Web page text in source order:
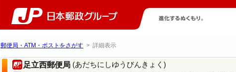
郵便局・ATM・ポストをさがす > 詳細表示
足立西郵便局 (あだちにしゆうびんきょく)